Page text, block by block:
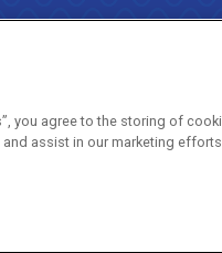
you agree to the storing of
assist in our marketing efforts.